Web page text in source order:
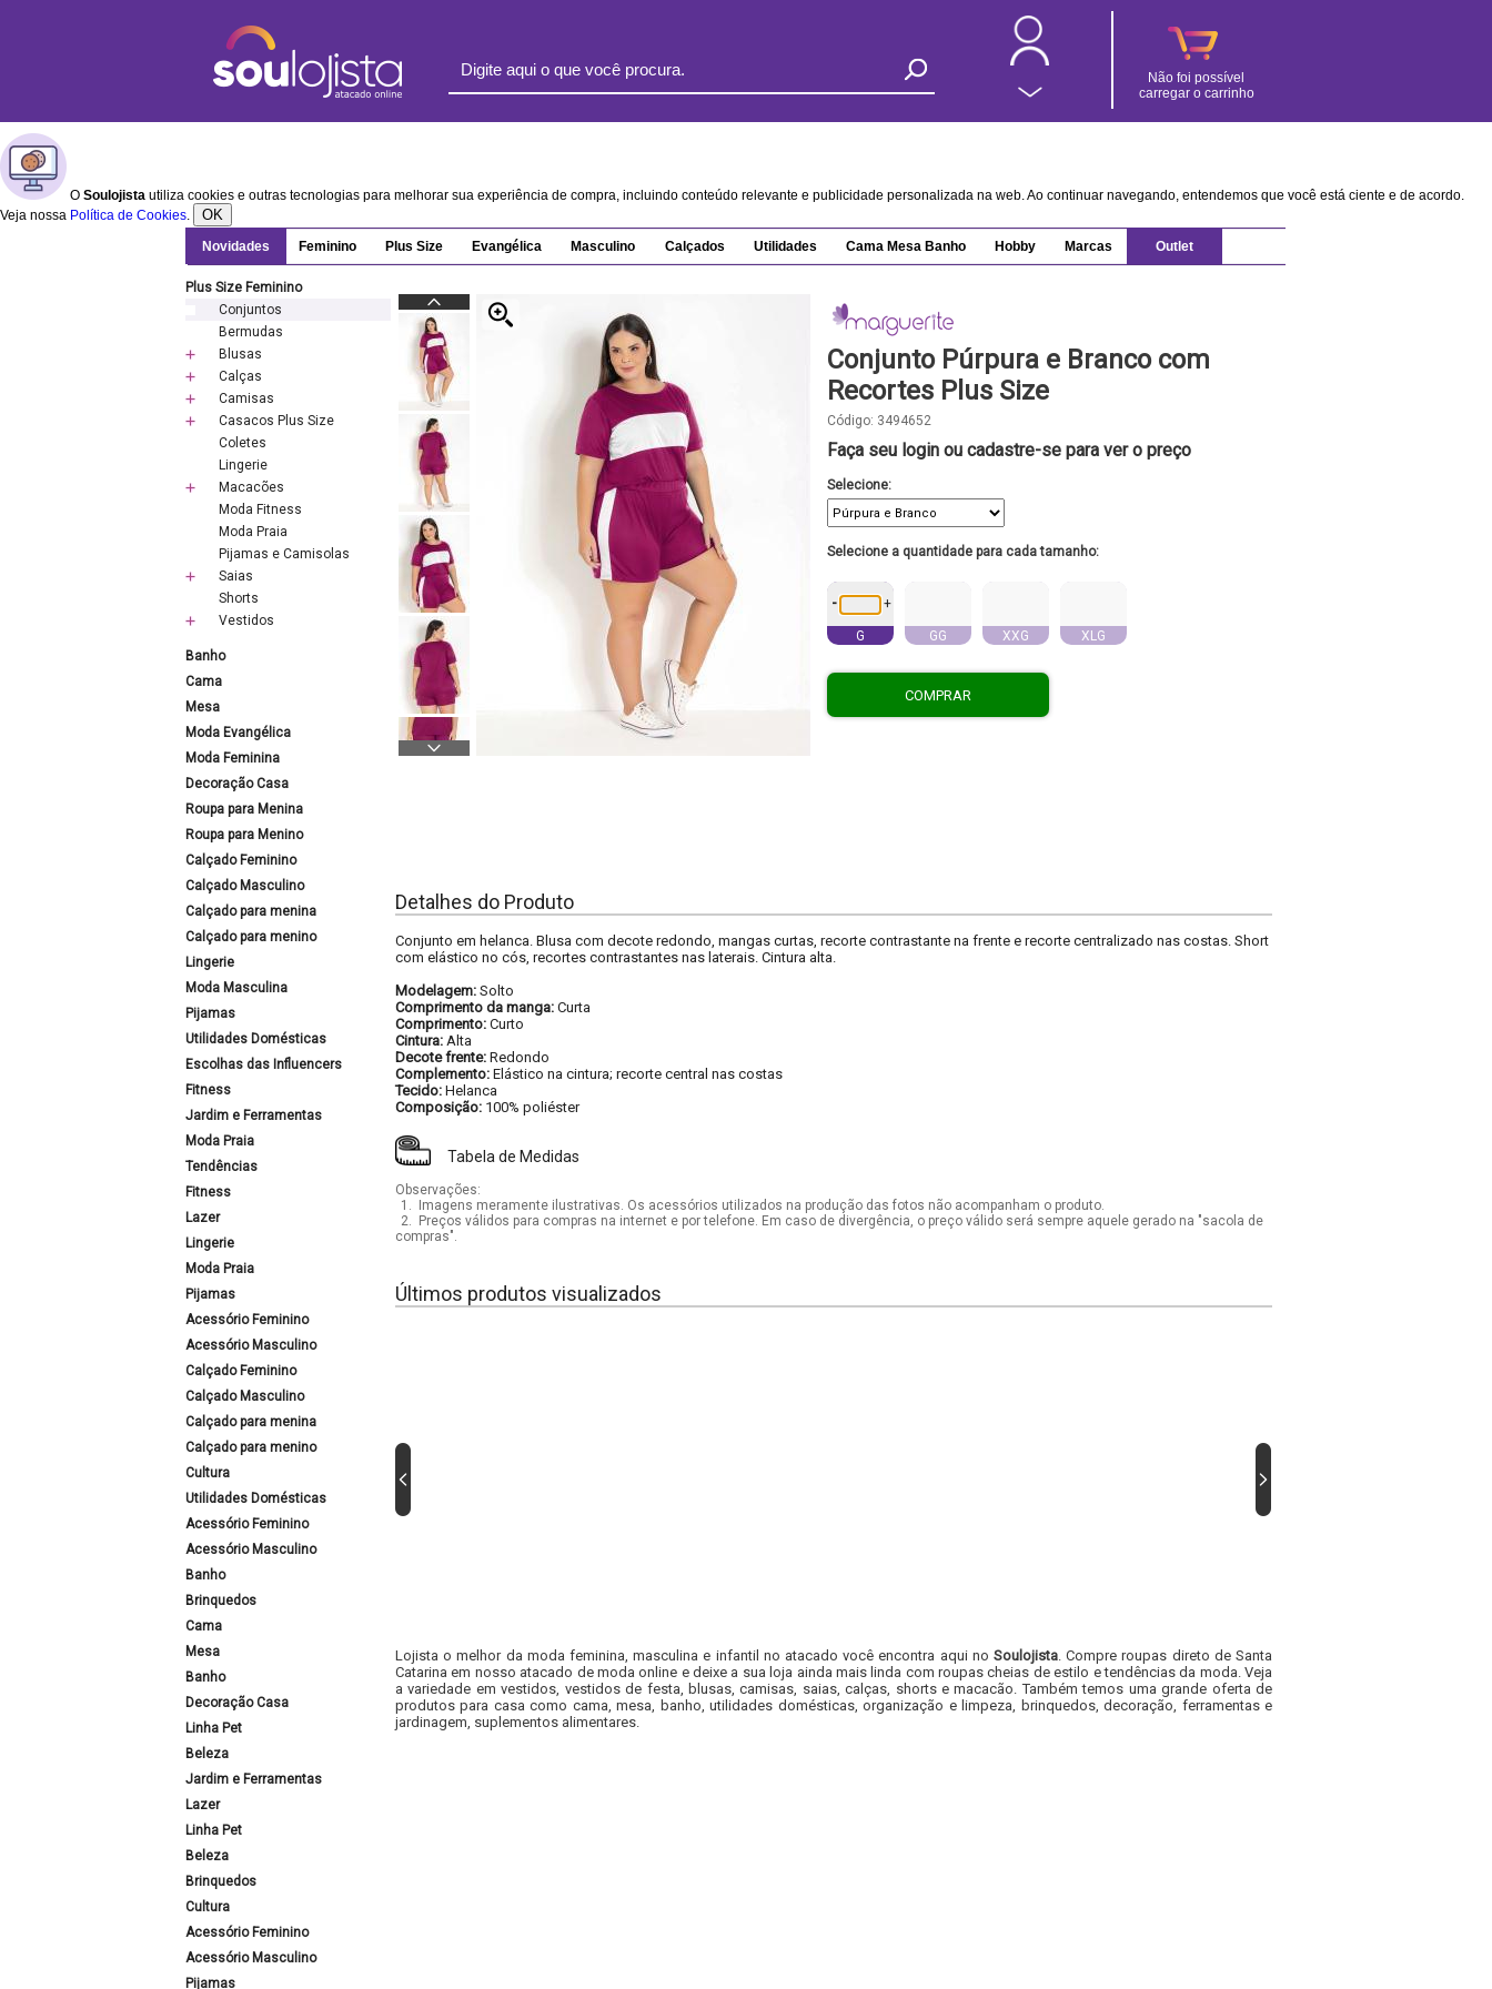
Não foi possível
carregar o carrinho
O Soulojista utiliza cookies e outras tecnologias para melhorar sua experiência de compra, incluindo conteúdo relevante e publicidade personalizada na web. Ao continuar navegando, entendemos que você está ciente e de acordo.
Veja nossa Política de Cookies. OK
Novidades Feminino Plus Size Evangélica Masculino Calçados Utilidades Cama Mesa Banho Hobby Marcas Outlet
Plus Size Feminino
Conjuntos
Bermudas
Blusas
Calças
Camisas
Casacos Plus Size
Coletes
Lingerie
Macacões
Moda Fitness
Moda Praia
Pijamas e Camisolas
Saias
Shorts
Vestidos
Banho
Cama
Mesa
Moda Evangélica
Moda Feminina
Decoração Casa
Roupa para Menina
Roupa para Menino
Calçado Feminino
Calçado Masculino
Calçado para menina
Calçado para menino
Lingerie
Moda Masculina
Pijamas
Utilidades Domésticas
Escolhas das Influencers
Fitness
Jardim e Ferramentas
Moda Praia
Tendências
Fitness
Lazer
Lingerie
Moda Praia
Pijamas
Acessório Feminino
Acessório Masculino
Calçado Feminino
Calçado Masculino
Calçado para menina
Calçado para menino
Cultura
Utilidades Domésticas
Acessório Feminino
Acessório Masculino
Banho
Brinquedos
Cama
Mesa
Banho
Decoração Casa
Linha Pet
Beleza
Jardim e Ferramentas
Lazer
Linha Pet
Beleza
Brinquedos
Cultura
Acessório Feminino
Acessório Masculino
Pijamas
Conjunto Púrpura e Branco com
Recortes Plus Size
Código: 3494652
Faça seu login ou cadastre-se para ver o preço
Selecione:
Selecione a quantidade para cada tamanho:
- +
G GG XXG XLG
COMPRAR
Detalhes do Produto
Conjunto em helanca. Blusa com decote redondo, mangas curtas, recorte contrastante na frente e recorte centralizado nas costas. Short
com elástico no cós, recortes contrastantes nas laterais. Cintura alta.
Modelagem: Solto
Comprimento da manga: Curta
Comprimento: Curto
Cintura: Alta
Decote frente: Redondo
Complemento: Elástico na cintura; recorte central nas costas
Tecido: Helanca
Composição: 100% poliéster
Tabela de Medidas
Observações:
1.
Imagens meramente ilustrativas. Os acessórios utilizados na produção das fotos não acompanham o produto.
2.
Preços válidos para compras na internet e por telefone. Em caso de divergência, o preço válido será sempre aquele gerado na "sacola de
compras".
Últimos produtos visualizados
Lojista o melhor da moda feminina, masculina e infantil no atacado você encontra aqui no Soulojista. Compre roupas direto de Santa
Catarina em nosso atacado de moda online e deixe a sua loja ainda mais linda com roupas cheias de estilo e tendências da moda. Veja
a variedade em vestidos, vestidos de festa, blusas, camisas, saias, calças, shorts e macacão. Também temos uma grande oferta de
produtos para casa como cama, mesa, banho, utilidades domésticas, organização e limpeza, brinquedos, decoração, ferramentas e
jardinagem, suplementos alimentares.